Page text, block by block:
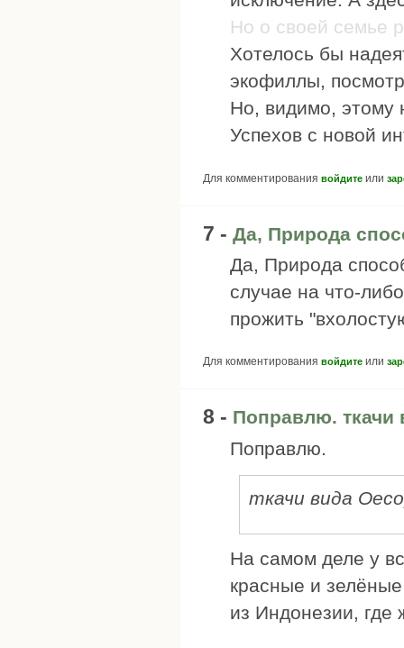
Но о своей семье
Хотелось бы
экофиллы,
Но, видимо, этому
Успехов с новой
Для комментирования войдите или
7 - Да, Природа
Да, Природа
случае на что-
прожить
Для комментирования войдите или
8 - Поправлю. ткачи
Поправлю.
ткачи вида
На самом деле у
красные и
из Индонезии, где